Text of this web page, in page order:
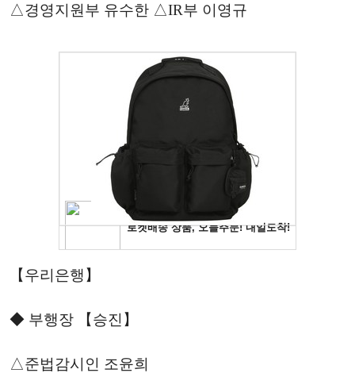
△경영지원부 유수한 △IR부 이영규
【우리은행】
◆ 부행장 【승진】
△준법감시인 조윤희